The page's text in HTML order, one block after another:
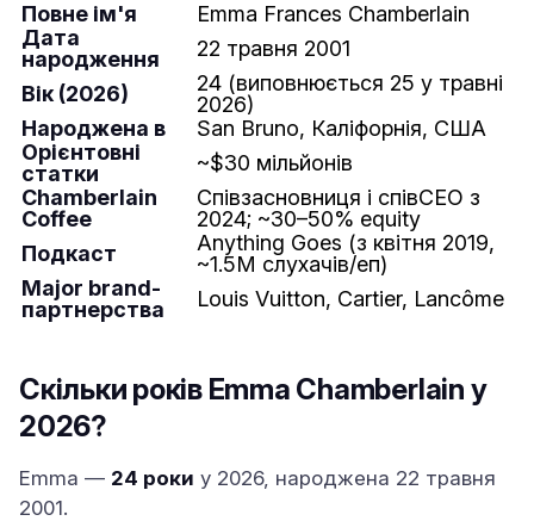
Повне ім'я
Emma Frances Chamberlain
Дата
народження
22 травня 2001
Вік (2026)
24 (виповнюється 25 у травні
2026)
Народжена в
San Bruno, Каліфорнія, США
Орієнтовні
статки
~$30 мільйонів
Chamberlain
Coffee
Співзасновниця і співCEO з
2024; ~30–50% equity
Подкаст
Anything Goes (з квітня 2019,
~1.5M слухачів/еп)
Major brand-
партнерства
Louis Vuitton, Cartier, Lancôme
Скільки років Emma Chamberlain у
2026?
Emma — 24 роки у 2026, народжена 22 травня
2001.